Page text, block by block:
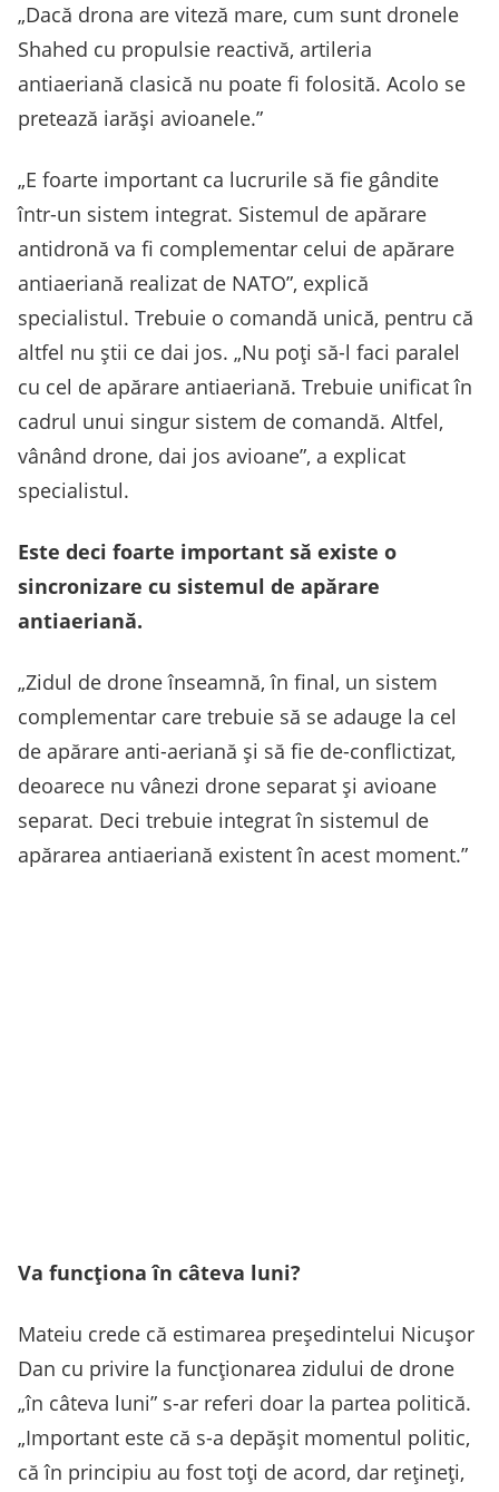
„Dacă drona are viteză mare, cum sunt dronele
Shahed cu propulsie reactivă, artileria
antiaeriană clasică nu poate fi folosită. Acolo se
pretează iarăși avioanele.”
„E foarte important ca lucrurile să fie gândite
într-un sistem integrat. Sistemul de apărare
antidronă va fi complementar celui de apărare
antiaeriană realizat de NATO”, explică
specialistul. Trebuie o comandă unică, pentru că
altfel nu știi ce dai jos. „Nu poți să-l faci paralel
cu cel de apărare antiaeriană. Trebuie unificat în
cadrul unui singur sistem de comandă. Altfel,
vânând drone, dai jos avioane”, a explicat
specialistul.
Este deci foarte important să existe o
sincronizare cu sistemul de apărare
antiaeriană.
„Zidul de drone înseamnă, în final, un sistem
complementar care trebuie să se adauge la cel
de apărare anti-aeriană și să fie de-conflictizat,
deoarece nu vânezi drone separat și avioane
separat. Deci trebuie integrat în sistemul de
apărarea antiaeriană existent în acest moment.”
Va funcționa în câteva luni?
Mateiu crede că estimarea președintelui Nicușor
Dan cu privire la funcționarea zidului de drone
„în câteva luni” s-ar referi doar la partea politică.
„Important este că s-a depășit momentul politic,
că în principiu au fost toți de acord, dar rețineți,